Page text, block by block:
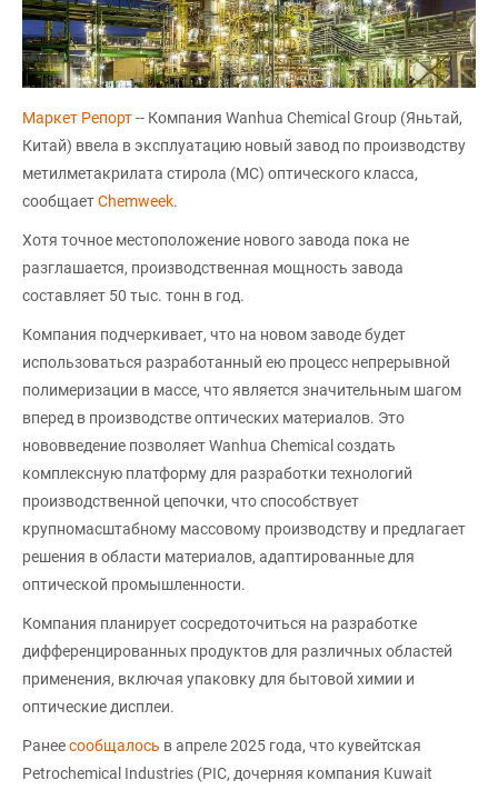
Маркет Репорт-- Компания Wanhua Chemical Group (Яньтай,
Китай) ввела в эксплуатацию новый завод по производству
метилметакрилата стирола (МС) оптического класса,
сообщаетChemweek.
Хотя точное местоположение нового завода пока не
разглашается, производственная мощность завода
составляет 50 тыс. тонн в год.
Компания подчеркивает, что на новом заводе будет
использоваться разработанный ею процесс непрерывной
полимеризации в массе, что является значительным шагом
вперед в производстве оптических материалов. Это
нововведение позволяет Wanhua Chemical создать
комплексную платформу для разработки технологий
производственной цепочки, что способствует
крупномасштабному массовому производству и предлагает
решения в области материалов, адаптированные для
оптической промышленности.
Компания планирует сосредоточиться на разработке
дифференцированных продуктов для различных областей
применения, включая упаковку для бытовой химии и
оптические дисплеи.
Ранеесообщалось в апреле 2025 года, что кувейтская
Petrochemical Industries (PIC, дочерняя компания Kuwait